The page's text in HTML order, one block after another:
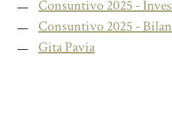
Consuntivo 2025 -
Consuntivo 2025 -
Gita Pavia